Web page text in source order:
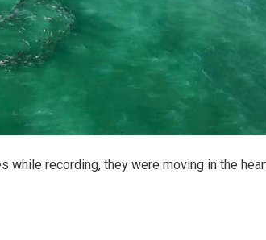
while recording, they were moving in the